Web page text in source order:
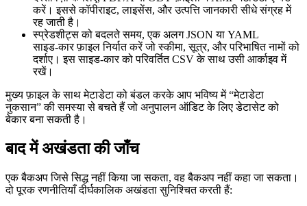
करें। इससे कॉपीराइट, लाइसेंस, और उत्पत्ति जानकारी सीधे संग्रह में
रह जाती है।
स्प्रेडशीट्स को बदलते समय, एक अलगJSON या YAML
साइड‑कार फ़ाइल निर्यात करें जो स्कीमा, सूत्र, और परिभाषित नामों को
दर्शाए। इस साइड‑कार को परिवर्तित CSV के साथ उसी आर्काइव में
रखें।
मुख्य फ़ाइल के साथ मेटाडेटा को बंडल करके आप भविष्य में “मेटाडेटा
नुकसान” की समस्या से बचते हैं जो अनुपालन ऑडिट के लिए डेटासेट को
बेकार बना सकती है।
बाद में अखंडता की जाँच
एक बैकअप जिसे सिद्ध नहीं किया जा सकता, वह बैकअप नहीं कहा जा सकता।
दो पूरक रणनीतियाँ दीर्घकालिक अखंडता सुनिश्चित करती हैं: